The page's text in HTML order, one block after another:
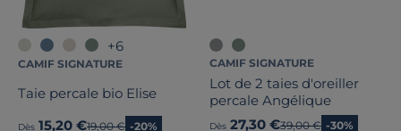
+6
CAMIF SIGNATURE
Taie percale bio Elise
Dès 15,20 €Ancien prix
19,00 € -20%
CAMIF SIGNATURE
Lot de 2 taies d'oreiller
percale Angélique
Dès 27,30 €Ancien prix
39,00 € -30%